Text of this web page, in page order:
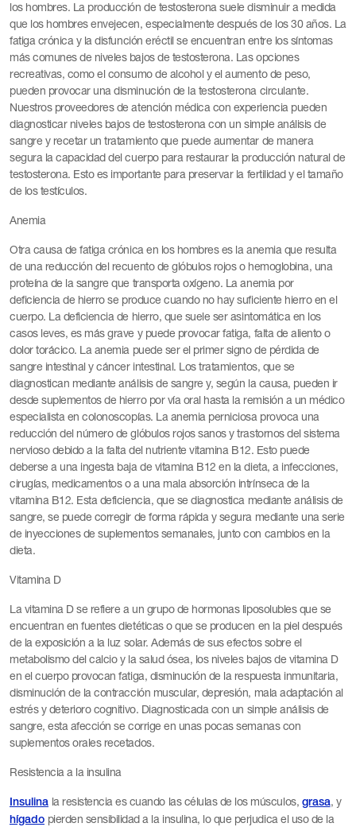
los hombres. La producción de testosterona suele disminuir a medida
que los hombres envejecen, especialmente después de los 30 años. La
fatiga crónica y la disfunción eréctil se encuentran entre los síntomas
más comunes de niveles bajos de testosterona. Las opciones
recreativas, como el consumo de alcohol y el aumento de peso,
pueden provocar una disminución de la testosterona circulante.
Nuestros proveedores de atención médica con experiencia pueden
diagnosticar niveles bajos de testosterona con un simple análisis de
sangre y recetar un tratamiento que puede aumentar de manera
segura la capacidad del cuerpo para restaurar la producción natural de
testosterona. Esto es importante para preservar la fertilidad y el tamaño
de los testículos.
Anemia
Otra causa de fatiga crónica en los hombres es la anemia que resulta
de una reducción del recuento de glóbulos rojos o hemoglobina, una
proteína de la sangre que transporta oxígeno. La anemia por
deficiencia de hierro se produce cuando no hay suficiente hierro en el
cuerpo. La deficiencia de hierro, que suele ser asintomática en los
casos leves, es más grave y puede provocar fatiga, falta de aliento o
dolor torácico. La anemia puede ser el primer signo de pérdida de
sangre intestinal y cáncer intestinal. Los tratamientos, que se
diagnostican mediante análisis de sangre y, según la causa, pueden ir
desde suplementos de hierro por vía oral hasta la remisión a un médico
especialista en colonoscopías. La anemia perniciosa provoca una
reducción del número de glóbulos rojos sanos y trastornos del sistema
nervioso debido a la falta del nutriente vitamina B12. Esto puede
deberse a una ingesta baja de vitamina B12 en la dieta, a infecciones,
cirugías, medicamentos o a una mala absorción intrínseca de la
vitamina B12. Esta deficiencia, que se diagnostica mediante análisis de
sangre, se puede corregir de forma rápida y segura mediante una serie
de inyecciones de suplementos semanales, junto con cambios en la
dieta.
Vitamina D
La vitamina D se refiere a un grupo de hormonas liposolubles que se
encuentran en fuentes dietéticas o que se producen en la piel después
de la exposición a la luz solar. Además de sus efectos sobre el
metabolismo del calcio y la salud ósea, los niveles bajos de vitamina D
en el cuerpo provocan fatiga, disminución de la respuesta inmunitaria,
disminución de la contracción muscular, depresión, mala adaptación al
estrés y deterioro cognitivo. Diagnosticada con un simple análisis de
sangre, esta afección se corrige en unas pocas semanas con
suplementos orales recetados.
Resistencia a la insulina
Insulina la resistencia es cuando las células de los músculos, grasa, y
hígado pierden sensibilidad a la insulina, lo que perjudica el uso de la